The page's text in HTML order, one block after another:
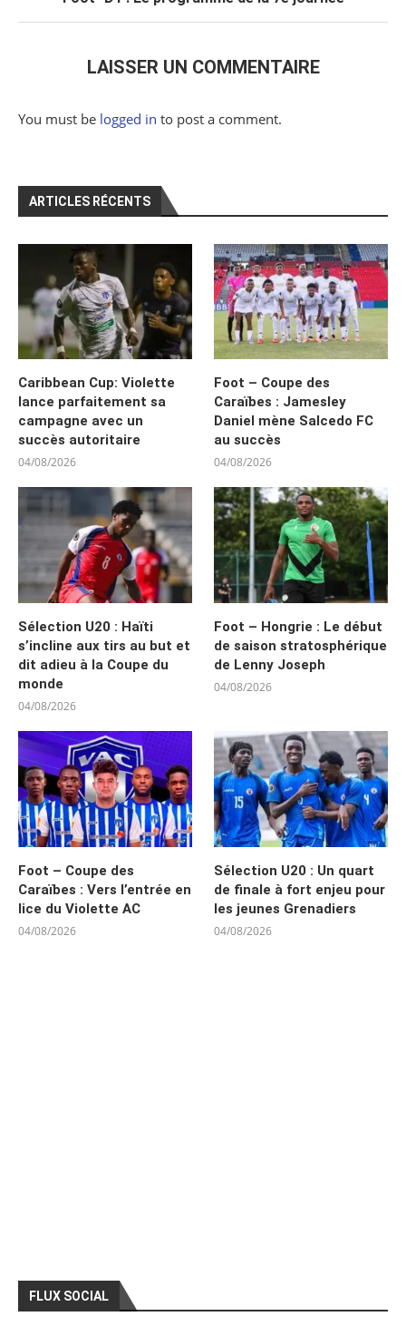
LAISSER UN COMMENTAIRE
You must be logged in to post a comment.
ARTICLES RÉCENTS
Caribbean Cup: Violette
lance parfaitement sa
campagne avec un
succès autoritaire
04/08/2026
Foot – Coupe des
Caraïbes : Jamesley
Daniel mène Salcedo FC
au succès
04/08/2026
Sélection U20 : Haïti
s’incline aux tirs au but et
dit adieu à la Coupe du
monde
04/08/2026
Foot – Hongrie : Le début
de saison stratosphérique
de Lenny Joseph
04/08/2026
Foot – Coupe des
Caraïbes : Vers l’entrée en
lice du Violette AC
04/08/2026
Sélection U20 : Un quart
de finale à fort enjeu pour
les jeunes Grenadiers
04/08/2026
FLUX SOCIAL